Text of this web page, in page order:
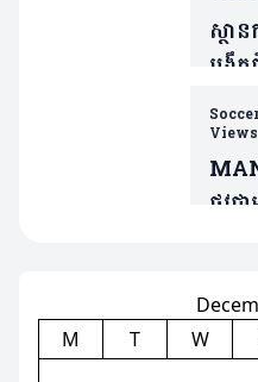
ស្ថា
បង្វឹ
មួយនេះ
Soccer
Views
ផ្លូវជ
M
T W